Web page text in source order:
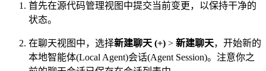
首先在源代码管理视图中提交当前变更，以保持干净的
状态。
在聊天视图中，选择新建聊天 (+) > 新建聊天，开始新的
本地智能体(Local Agent)会话(Agent Session)。注意你之